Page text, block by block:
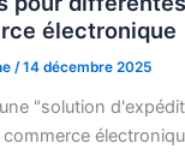
électronique
/14 décembre 2025
"solution